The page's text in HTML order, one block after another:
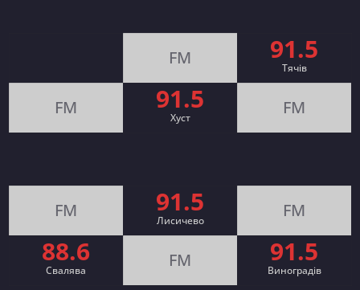
FM 91.5
Тячів
FM 91.5
Хуст FM
FM 91.5
Лисичево FM
88.6
Свалява FM 91.5
Виноградів